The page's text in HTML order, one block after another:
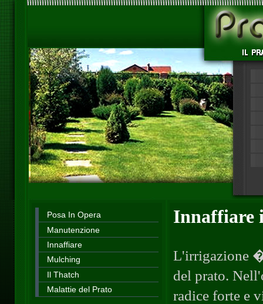
Posa In Opera
Manutenzione
Innaffiare
Mulching
Il Thatch
Malattie del Prato
Innaffiare
L'irrigazione
del prato.
radice forte e